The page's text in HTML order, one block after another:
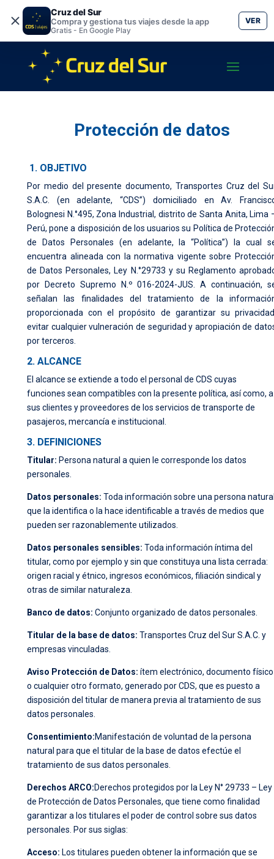
Cruz del Sur
Compra y gestiona tus viajes desde la app
Gratis - En Google Play
VER
Protección de datos
1. OBJETIVO
Por medio del presente documento, Transportes Cruz del
S.A.C. (en adelante, “CDS”) domiciliado en Av.
Bolognesi N.°495, Zona Industrial, distrito de Santa Anita, Lima
Perú, pone a disposición de los usuarios su Política de
de Datos Personales (en adelante, la “Política”) la cual
encuentra alineada con la normativa vigente sobre
de Datos Personales, Ley N.°29733 y su Reglamento
por Decreto Supremo N.º 016-2024-JUS. A continuación,
señalan las finalidades del tratamiento de la
proporcionada con el propósito de garantizar su
evitar cualquier vulneración de seguridad y apropiación de
por terceros.
2. ALCANCE
El alcance se extiende a todo el personal de CDS cuyas
funciones sean compatibles con la presente política, así como, a
sus clientes y proveedores de los servicios de transporte de
pasajeros, mercancía e institucional.
3. DEFINICIONES
Titular: Persona natural a quien le corresponde los datos
personales.
Datos personales: Toda información sobre una persona
que la identifica o la hace identificable a través de medios que
pueden ser razonablemente utilizados.
Datos personales sensibles: Toda información íntima del
titular, como por ejemplo y sin que constituya una lista cerrada:
origen racial y étnico, ingresos económicos, filiación sindical y
otras de similar naturaleza.
Banco de datos: Conjunto organizado de datos personales.
Titular de la base de datos: Transportes Cruz del Sur S.A.C. y
empresas vinculadas.
Aviso Protección de Datos: ítem electrónico, documento físico
o cualquier otro formato, generado por CDS, que es puesto a
disposición del titular de manera previa al tratamiento de sus
datos personales.
Consentimiento:Manifestación de voluntad de la persona
natural para que el titular de la base de datos efectúe el
tratamiento de sus datos personales.
Derechos ARCO:Derechos protegidos por la Ley N° 29733 – Ley
de Protección de Datos Personales, que tiene como finalidad
garantizar a los titulares el poder de control sobre sus datos
personales. Por sus siglas:
Acceso: Los titulares pueden obtener la información que se